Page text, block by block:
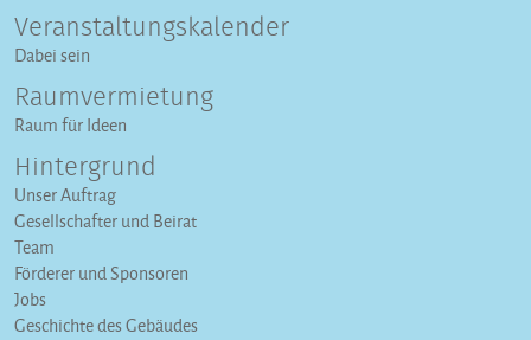
Veranstaltungs­kalender
Dabei sein
Raumvermietung
Raum für Ideen
Hintergrund
Unser Auftrag
Gesellschafter und Beirat
Team
Förderer und Sponsoren
Jobs
Geschichte des Gebäudes